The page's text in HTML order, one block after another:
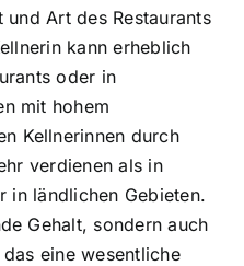
Art des Restaurants
kann erheblich
oder in
mit hohem
Kellnerinnen durch
verdienen als in
in ländlichen Gebieten.
Gehalt, sondern auch
eine wesentliche